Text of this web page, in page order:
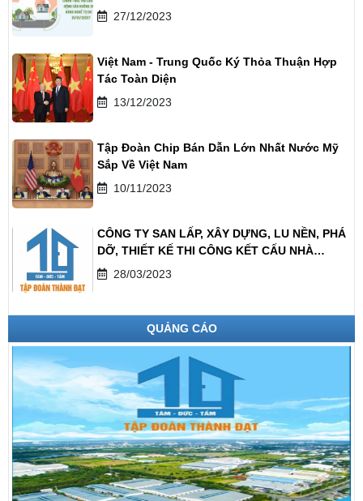
27/12/2023
Việt Nam - Trung Quốc Ký Thỏa Thuận Hợp
Tác Toàn Diện
13/12/2023
Tập Đoàn Chip Bán Dẫn Lớn Nhất Nước Mỹ
Sắp Về Việt Nam
10/11/2023
CÔNG TY SAN LẤP, XÂY DỰNG, LU NỀN, PHÁ
DỠ, THIẾT KẾ THI CÔNG KẾT CẤU NHÀ
XƯỞNG TẠI HƯNG YÊN
28/03/2023
QUẢNG CÁO